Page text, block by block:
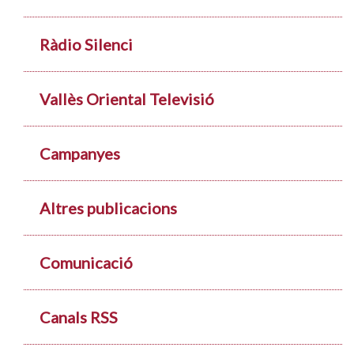
Ràdio Silenci
Vallès Oriental Televisió
Campanyes
Altres publicacions
Comunicació
Canals RSS